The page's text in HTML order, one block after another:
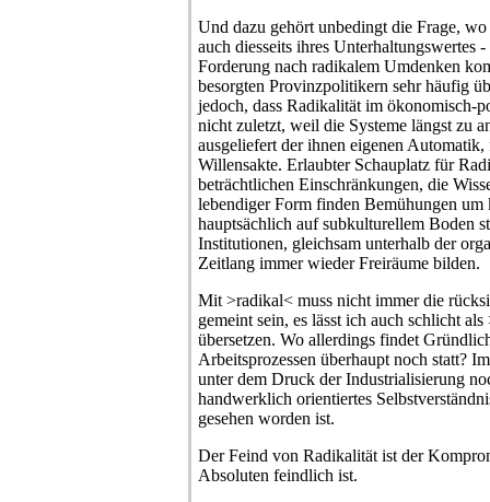
Und dazu gehört unbedingt die Frage,
auch diesseits ihres Unterhaltungswertes
Forderung nach radikalem Umdenken
besorgten Provinzpolitikern sehr häufig
jedoch, dass Radikalität im ökonomisch-
nicht zuletzt, weil die Systeme längst zu
ausgeliefert der ihnen eigenen
Willensakte. Erlaubter Schauplatz für
beträchtlichen Einschränkungen, die
lebendiger Form finden Bemühungen
hauptsächlich auf subkulturellem Boden
Institutionen, gleichsam unterhalb der
Zeitlang immer wieder Freiräume bilden.
Mit >radikal< muss nicht immer die
gemeint sein, es lässt ich auch schlicht
übersetzen. Wo allerdings findet
Arbeitsprozessen überhaupt noch statt?
unter dem Druck der Industrialisierung
handwerklich orientiertes
gesehen worden ist.
Der Feind von Radikalität ist der
Absoluten feindlich ist.